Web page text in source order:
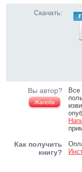
Скачать:
Вы автор?
Жалоба
Все
Как получить
книгу?